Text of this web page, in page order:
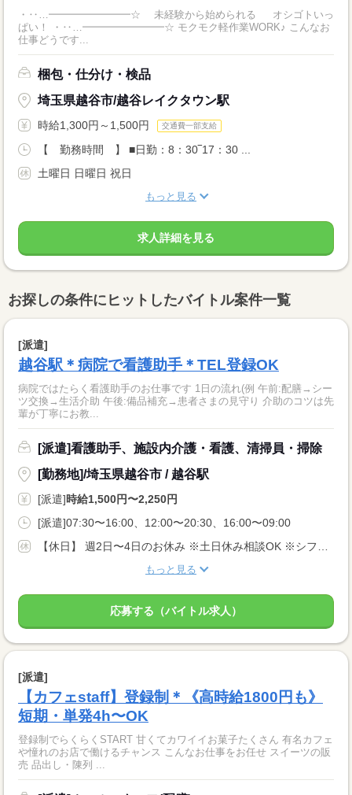
・‥…━━━━━━━━☆ 未経験から始められる オシゴトいっ
ぱい！ ・‥…━━━━━━━━☆ モクモク軽作業WORK♪ こんなお
仕事どうです...
梱包・仕分け・検品
埼玉県越谷市/越谷レイクタウン駅
時給1,300円～1,500円 交通費一部支給
【 勤務時間 】 ■日勤：8：30‾17：30 ...
土曜日 日曜日 祝日
もっと見る
求人詳細を見る
お探しの条件にヒットしたバイトル案件一覧
[派遣]
越谷駅＊病院で看護助手＊TEL登録OK
病院ではたらく看護助手のお仕事です 1日の流れ(例 午前:配膳→シー
ツ交換→生活介助 午後:備品補充→患者さまの見守り 介助のコツは先
輩が丁寧にお教...
[派遣]看護助手、施設内介護・看護、清掃員・掃除
[勤務地]/埼玉県越谷市 / 越谷駅
[派遣]時給1,500円〜2,250円
[派遣]07:30〜16:00、12:00〜20:30、16:00〜09:00
もっと見る
応募する（バイトル求人）
[派遣]
【カフェstaff】登録制＊《高時給1800円も》
短期・単発4h〜OK
登録制でらくらくSTART 甘くてカワイイお菓子たくさん 有名カフェ
や憧れのお店で働けるチャンス こんなお仕事をお任せ スイーツの販
売 品出し・陳列 ...